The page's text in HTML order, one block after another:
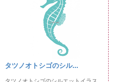
タツノオトシゴのシル...
タツノオトシゴのシルエットイラス